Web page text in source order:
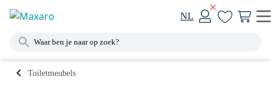
NL
Toiletmeubels